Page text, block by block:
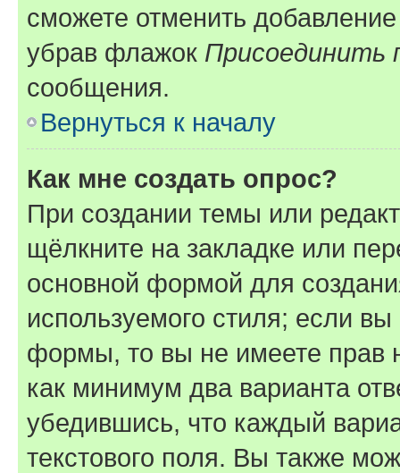
сможете отменить
убрав флажок Присоединить
сообщения.
Вернуться к началу
Как мне создать опрос?
При создании темы или
щёлкните на закладке или
основной формой для
используемого стиля; если
формы, то вы не имеете прав
как минимум два варианта
убедившись, что каждый
текстового поля. Вы также